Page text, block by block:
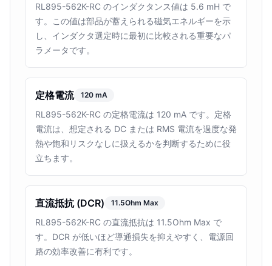
RL895-562K-RC のインダクタンス値は 5.6 mH で
す。この値は部品が蓄えられる磁気エネルギーを示
し、インダクタ選定時に最初に比較される重要なパ
ラメータです。
定格電流 120 mA
RL895-562K-RC の定格電流は 120 mA です。定格
電流は、想定される DC または RMS 電流を過度な発
熱や飽和リスクなしに扱えるかを判断するために役
立ちます。
直流抵抗 (DCR) 11.5Ohm Max
RL895-562K-RC の直流抵抗は 11.5Ohm Max で
す。DCR が低いほど導通損失を抑えやすく、電源回
路の効率改善に有利です。